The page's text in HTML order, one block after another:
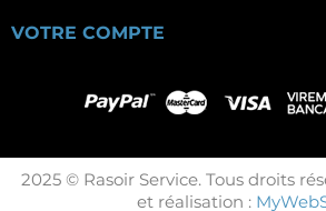
VOTRE COMPTE
2025 © Rasoir Service. Tous droits
et réalisation :